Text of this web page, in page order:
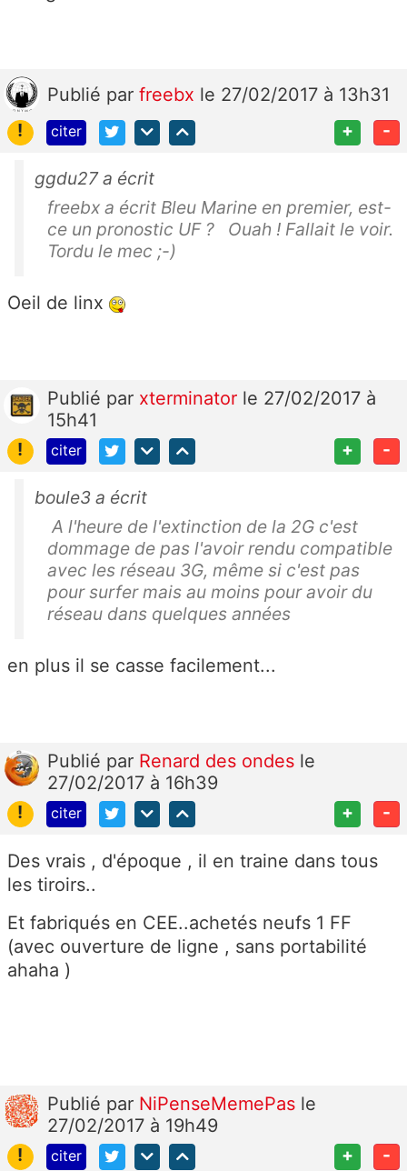
Publié par freebx le 27/02/2017 à 13h31
!
citer + -
ggdu27 a écrit
freebx a écrit Bleu Marine en premier, est-
ce un pronostic UF ? Ouah ! Fallait le voir.
Tordu le mec ;-)
Oeil de linx
Publié par xterminator le 27/02/2017 à
15h41
!
citer + -
boule3 a écrit
A l'heure de l'extinction de la 2G c'est
dommage de pas l'avoir rendu compatible
avec les réseau 3G, même si c'est pas
pour surfer mais au moins pour avoir du
réseau dans quelques années
en plus il se casse facilement...
Publié par Renard des ondes le
27/02/2017 à 16h39
!
citer + -
Des vrais , d'époque , il en traine dans tous
les tiroirs..
Et fabriqués en CEE..achetés neufs 1 FF
(avec ouverture de ligne , sans portabilité
ahaha )
Publié par NiPenseMemePas le
27/02/2017 à 19h49
!
citer + -